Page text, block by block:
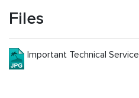
Files
Important Technical Service